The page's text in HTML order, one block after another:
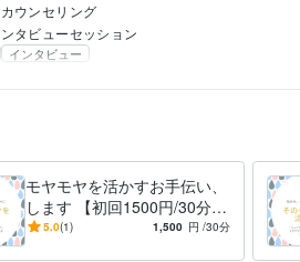
ウンセリング
タビューセッション
インタビュー
モヤモヤを活かすお手伝い、
します 【初回1500円/30分】
悩みをチャンスに【自己理
5.0(1) 1,500 円 /30分